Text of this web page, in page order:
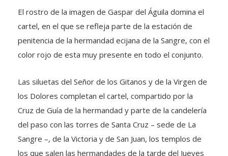
El rostro de la imagen de Gaspar del Águila domina el
cartel, en el que se refleja parte de la estación de
penitencia de la hermandad ecijana de la Sangre, con el
color rojo de esta muy presente en todo el conjunto.
Las siluetas del Señor de los Gitanos y de la Virgen de
los Dolores completan el cartel, compartido por la
Cruz de Guía de la hermandad y parte de la candelería
del paso con las torres de Santa Cruz – sede de La
Sangre –, de la Victoria y de San Juan, los templos de
los que salen las hermandades de la tarde del Jueves